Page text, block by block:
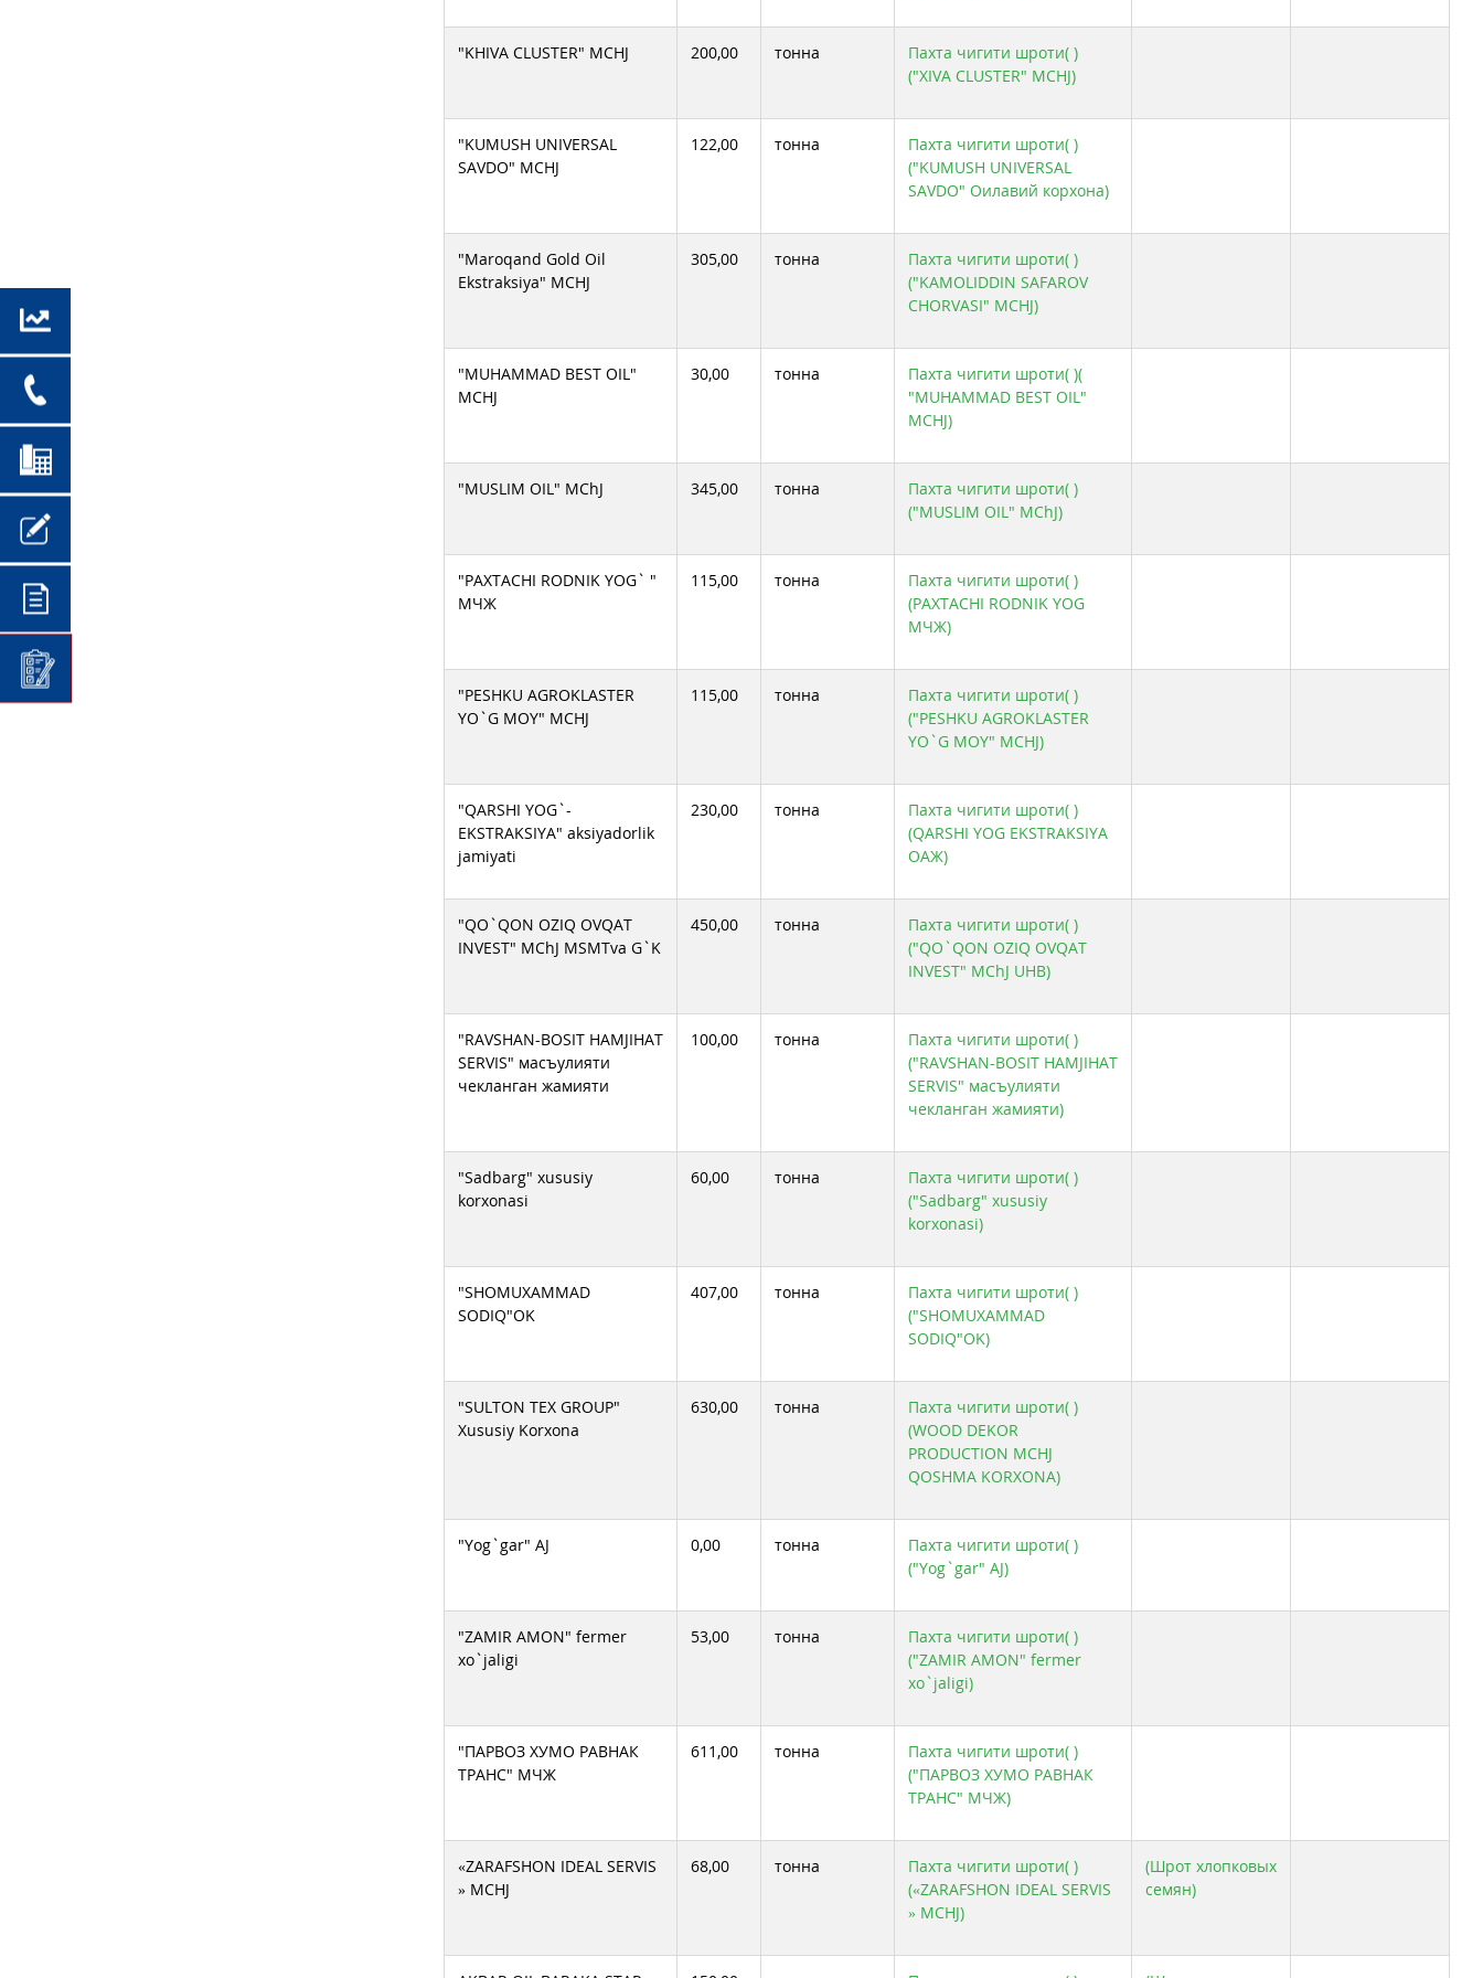
"KHIVA CLUSTER" MCHJ 200,00 тонна
Пахта чигити шроти( )
("XIVA CLUSTER" MCHJ)
"KUMUSH UNIVERSAL
SAVDO" MCHJ
122,00 тонна
Пахта чигити шроти( )
("KUMUSH UNIVERSAL
SAVDO" Oилавий корхона)
"Maroqand Gold Oil
Ekstraksiya" MCHJ
305,00 тонна
Пахта чигити шроти( )
("KAMOLIDDIN SAFAROV
CHORVASI" MCHJ)
"MUHAMMAD BEST OIL"
MCHJ
30,00 тонна
Пахта чигити шроти( )(
"MUHAMMAD BEST OIL"
MCHJ)
"MUSLIM OIL" MChJ 345,00 тонна
Пахта чигити шроти( )
("MUSLIM OIL" MChJ)
"PAXTACHI RODNIK YOG` "
МЧЖ
115,00 тонна
Пахта чигити шроти( )
(PAXTACHI RODNIK YOG
МЧЖ)
"PESHKU AGROKLASTER
YO`G MOY" MCHJ
115,00 тонна
Пахта чигити шроти( )
("PESHKU AGROKLASTER
YO`G MOY" MCHJ)
"QARSHI YOG`-
EKSTRAKSIYA" aksiyadorlik
jamiyati
230,00 тонна
Пахта чигити шроти( )
(QARSHI YOG EKSTRAKSIYA
ОАЖ)
"QO`QON OZIQ OVQAT
INVEST" MChJ MSMTva G`K
450,00 тонна
Пахта чигити шроти( )
("QO`QON OZIQ OVQAT
INVEST" MChJ UHB)
"RAVSHAN-BOSIT HAMJIHAT
SERVIS" масъулияти
чекланган жамияти
100,00 тонна
Пахта чигити шроти( )
("RAVSHAN-BOSIT HAMJIHAT
SERVIS" масъулияти
чекланган жамияти)
"Sadbarg" xususiy
korxonasi
60,00 тонна
Пахта чигити шроти( )
("Sadbarg" xususiy
korxonasi)
"SHOMUXAMMAD
SODIQ"OK
407,00 тонна
Пахта чигити шроти( )
("SHOMUXAMMAD
SODIQ"OK)
"SULTON TEX GROUP"
Xususiy Korxona
630,00 тонна
Пахта чигити шроти( )
(WOOD DEKOR
PRODUCTION MCHJ
QOSHMA KORXONA)
"Yog`gar" AJ 0,00 тонна
Пахта чигити шроти( )
("Yog`gar" AJ)
"ZAMIR AMON" fermer
xo`jaligi
53,00 тонна
Пахта чигити шроти( )
("ZAMIR AMON" fermer
xo`jaligi)
"ПАРВОЗ ХУМО РАВНАК
ТРАНС" МЧЖ
611,00 тонна
Пахта чигити шроти( )
("ПАРВОЗ ХУМО РАВНАК
ТРАНС" МЧЖ)
«ZARAFSHON IDEAL SERVIS
» MCHJ
68,00 тонна
Пахта чигити шроти( )
(«ZARAFSHON IDEAL SERVIS
» MCHJ)
(Шрот хлопковых
семян)